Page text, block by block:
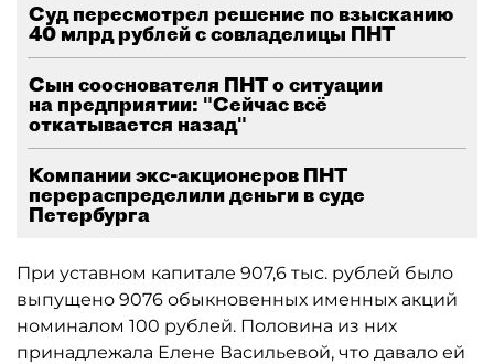
Суд пересмотрел решение по взысканию
40 млрд рублей с совладелицы ПНТ
Сын сооснователя ПНТ о ситуации
на предприятии: "Сейчас всё
откатывается назад"
Компании экс-акционеров ПНТ
перераспределили деньги в суде
Петербурга
При уставном капитале 907,6 тыс. рублей было
выпущено 9076 обыкновенных именных акций
номиналом 100 рублей. Половина из них
принадлежала Елене Васильевой, что давало ей